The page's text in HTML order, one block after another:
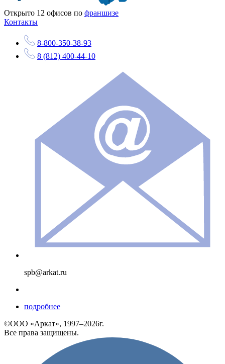
Открыто 12 офисов по франшизе
Контакты
8-800-350-38-93
8 (812) 400-44-10
spb@arkat.ru
подробнее
©ООО «Аркат», 1997–2026г.
Все права защищены.